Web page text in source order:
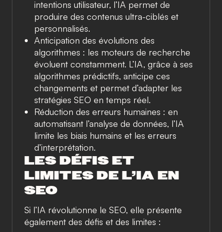
intentions utilisateur, l’IA permet de
produire des contenus ultra-ciblés et
personnalisés.
Anticipation des évolutions des
algorithmes : les moteurs de recherche
évoluent constamment. L’IA, grâce à ses
algorithmes prédictifs, anticipe ces
changements et permet d’adapter les
stratégies SEO en temps réel.
Réduction des erreurs humaines : en
automatisant l’analyse de données, l’IA
limite les biais humains et les erreurs
d’interprétation.
LES DÉFIS ET
LIMITES DE L’IA EN
SEO
Si l’IA révolutionne le SEO, elle présente
également des défis et des limites :